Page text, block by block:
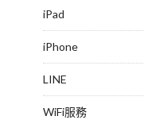
iPad
iPhone
LINE
WiFi服務